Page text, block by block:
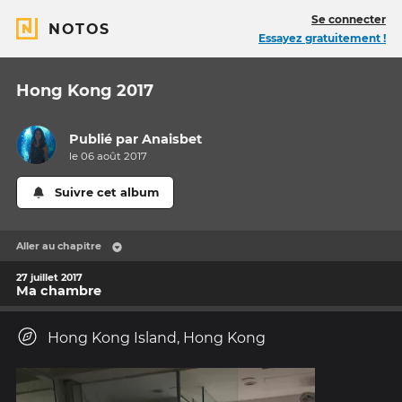
NOTOS
Se connecter
Essayez gratuitement !
Hong Kong 2017
Publié parAnaisbet
le 06 août 2017
Suivre cet album
Aller au chapitre
27 juillet 2017
Ma chambre
Hong Kong Island, Hong Kong